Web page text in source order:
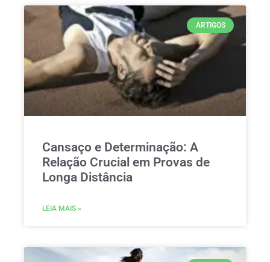
ARTIGOS
Cansaço e Determinação: A
Relação Crucial em Provas de
Longa Distância
LEIA MAIS »